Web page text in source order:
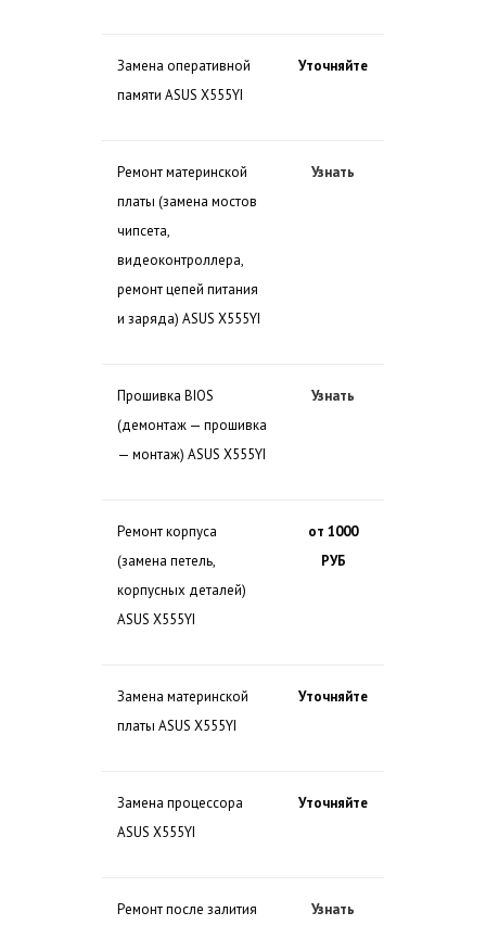
Замена оперативной
памяти ASUS X555YI
Уточняйте
Ремонт материнской
платы (замена мостов
чипсета,
видеоконтроллера,
ремонт цепей питания
и заряда) ASUS X555YI
Узнать
Прошивка BIOS
(демонтаж — прошивка
— монтаж) ASUS X555YI
Узнать
Ремонт корпуса
(замена петель,
корпусных деталей)
ASUS X555YI
от 1000
РУБ
Замена материнской
платы ASUS X555YI
Уточняйте
Замена процессора
ASUS X555YI
Уточняйте
Ремонт после залития Узнать